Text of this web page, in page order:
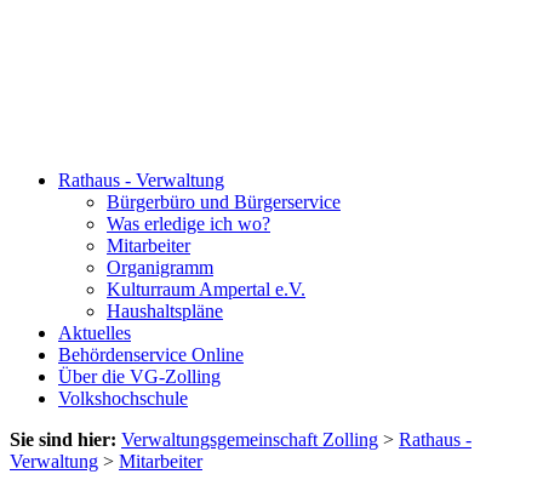
Rathaus - Verwaltung
Bürgerbüro und Bürgerservice
Was erledige ich wo?
Mitarbeiter
Organigramm
Kulturraum Ampertal e.V.
Haushaltspläne
Aktuelles
Behördenservice Online
Über die VG-Zolling
Volkshochschule
Sie sind hier: Verwaltungsgemeinschaft Zolling > Rathaus -
Verwaltung > Mitarbeiter